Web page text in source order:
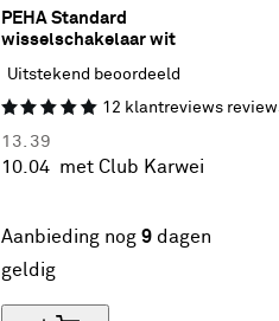
PEHA Standard
wisselschakelaar wit
Uitstekend beoordeeld
12 klantreviews
13. 39
10. 04 met Club Karwei
Aanbieding nog 9 dagen
geldig